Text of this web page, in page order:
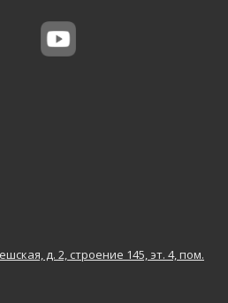
д. 2, строение 145, эт. 4, пом.